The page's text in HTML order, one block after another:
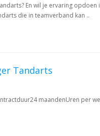
En wil je ervaring
die in teamverband kan ..
Tandarts
maandenUren per